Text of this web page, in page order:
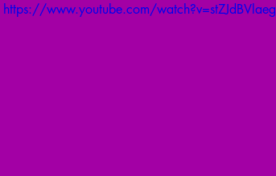
https://www.youtube.com/watch?v=stZJdBVlaeg